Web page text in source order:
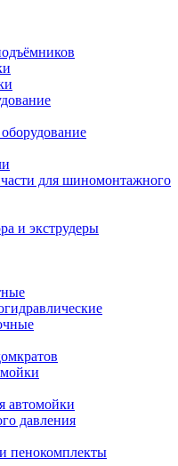
для шиномонтажного
и экструдеры
автомойки
давления
пенокомплекты